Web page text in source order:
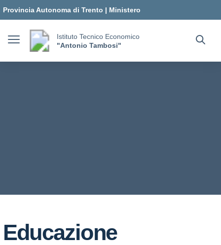
Provincia Autonoma di Trento | Ministero
dell'Istruzione e del Merito
Istituto Tecnico Economico
"Antonio Tambosi"
Educazione